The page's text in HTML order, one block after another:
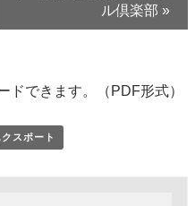
ル倶楽部 »
ドできます。（PDF形式）
スポート